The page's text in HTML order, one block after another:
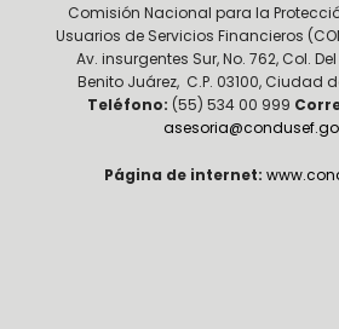
Comisión Nacional para la
Usuarios de Servicios Financieros
Av. insurgentes Sur, No. 762, Col.
Benito Juárez, C.P. 03100, Ciudad
Teléfono: (55) 534 00 999
Página de internet: